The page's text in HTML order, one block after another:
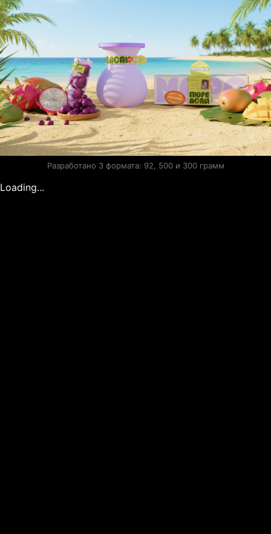
Разработано 3 формата: 92, 500 и 300 грамм
Loading...